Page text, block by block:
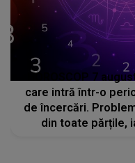
HOROSCOP 7
care intră într-o
de încercări.
din toate părțile,